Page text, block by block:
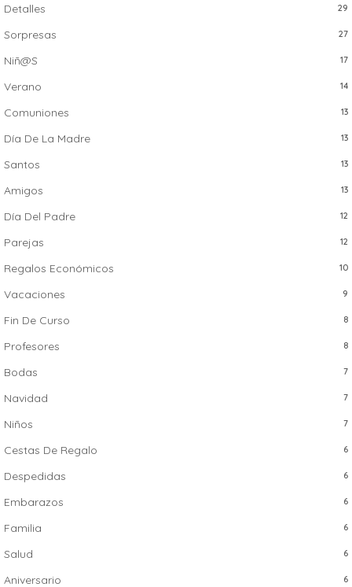
Detalles 29
Sorpresas 27
Niñ@s 17
Verano 14
Comuniones 13
Día De La Madre 13
Santos 13
Amigos 13
Día Del Padre 12
Parejas 12
Regalos Económicos 10
Vacaciones 9
Fin De Curso 8
Profesores 8
Bodas 7
Navidad 7
Niños 7
Cestas De Regalo 6
Despedidas 6
Embarazos 6
Familia 6
Salud 6
Aniversario 6